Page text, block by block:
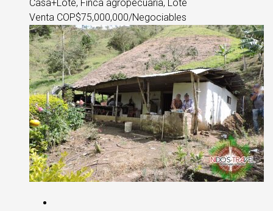
Casa+Lote, Finca agropecuaria, Lote
Venta COP$75,000,000/Negociables